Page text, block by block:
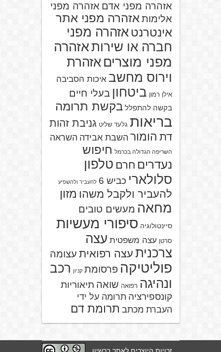
אזהרה מפני אדם אזהרה מפני
אלימות אזהרה מפני אתר
אינטרנט אזהרה מפני
חברה או שירותאזהרה
מפני מוצרים אזהרת
וירוס מחשב איכות הסביבה
אילן רמון ביטחון בעלי חיים
בקשה להתפלל בקשת תרומה
בריאות גלעד שליט גניבת זהות
דת הומור השבת אבידה השראה
השריפה הגדולה בכרמל חיפוש
נעדרים חרם טלפון
סלולארי כביש 6 להעביר ולהשפיע
להעביר ולקבל משהו מזון
מחאה מעשים טובים
סיינטולוגיה סיפורי מעשיות
סרטן עצה משפטית עצה
צרכנית עצה רפואית עצומה
פוליטיקה פרסומת קניון רכב
ונהיגה רפואה שואה תיאוריות
קונספירציה תרומה על ידי
העברת מכתב תרומת דם